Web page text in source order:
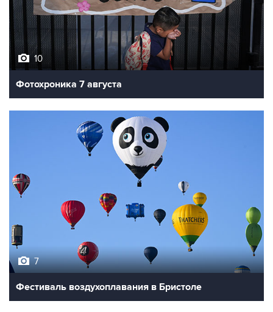
10
Фотохроника 7 августа
7
Фестиваль воздухоплавания в Бристоле